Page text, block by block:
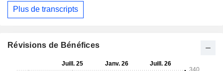
Plus de transcripts
Révisions de Bénéfices